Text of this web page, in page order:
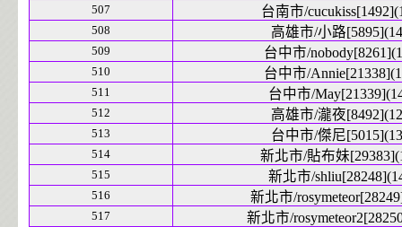
507 台南市/
508 高雄市/小路
509 台中市/
510 台中市/
511 台中市/
512 高雄市/瀧夜
513 台中市/傑尼
514 新北市/貼布妹
515 新北市/
516 新北市/
517 新北市/